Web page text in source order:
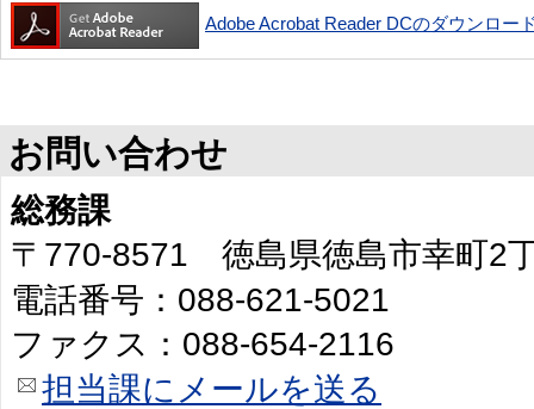
Adobe Acrobat Reader DCのダウンロー
お問い合わせ
総務課
〒770-8571 徳島県徳島市幸町2
電話番号：088-621-5021
ファクス：088-654-2116
担当課にメールを送る